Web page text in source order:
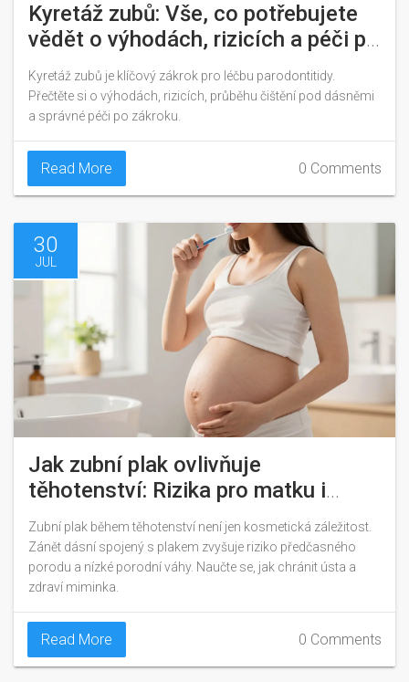
Kyretáž zubů: Vše, co potřebujete
vědět o výhodách, rizicích a péči po
zákroku
Kyretáž zubů je klíčový zákrok pro léčbu parodontitidy.
Přečtěte si o výhodách, rizicích, průběhu čištění pod dásněmi
a správné péči po zákroku.
Read More 0 Comments
30
JUL
Jak zubní plak ovlivňuje
těhotenství: Rizika pro matku i
miminko
Zubní plak během těhotenství není jen kosmetická záležitost.
Zánět dásní spojený s plakem zvyšuje riziko předčasného
porodu a nízké porodní váhy. Naučte se, jak chránit ústa a
zdraví miminka.
Read More 0 Comments